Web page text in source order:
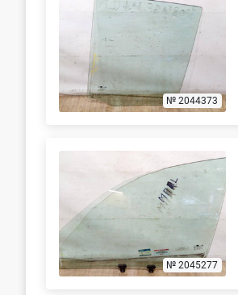
№ 2044373
№ 2045277